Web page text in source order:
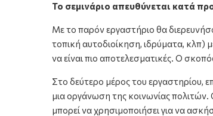
Το σεμινάριο απευθύνεται κατά
Με το παρόν εργαστήριο θα
τοπική αυτοδιοίκηση, ιδρύματα, κλπ)
να είναι πιο αποτελεσματικές. Ο
Στο δεύτερο μέρος του εργαστηρίου,
μια οργάνωση της κοινωνίας πολιτών.
μπορεί να χρησιμοποιήσει για να